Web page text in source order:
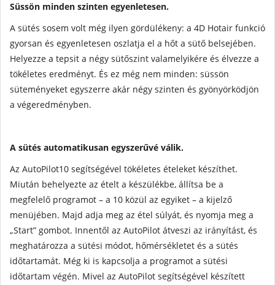
Süssön minden szinten egyenletesen.
A sütés sosem volt még ilyen gördülékeny: a 4D Hotair funkció
gyorsan és egyenletesen oszlatja el a hőt a sütő belsejében.
Helyezze a tepsit a négy sütőszint valamelyikére és élvezze a
tökéletes eredményt. És ez még nem minden: süssön
süteményeket egyszerre akár négy szinten és gyönyörködjön
a végeredményben.
A sütés automatikusan egyszerűvé válik.
Az AutoPilot10 segítségével tökéletes ételeket készíthet.
Miután behelyezte az ételt a készülékbe, állítsa be a
megfelelő programot – a 10 közül az egyiket – a kijelző
menüjében. Majd adja meg az étel súlyát, és nyomja meg a
„Start” gombot. Innentől az AutoPilot átveszi az irányítást, és
meghatározza a sütési módot, hőmérsékletet és a sütés
időtartamát. Még ki is kapcsolja a programot a sütési
időtartam végén. Mivel az AutoPilot segítségével készített